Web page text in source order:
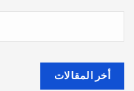
أخر المقالات